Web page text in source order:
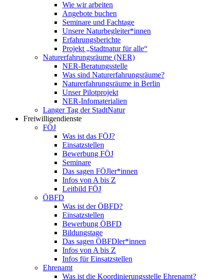
Wie wir arbeiten
Angebote buchen
Seminare und Fachtage
Unsere Naturbegleiter*innen
Erfahrungsberichte
Projekt „Stadtnatur für alle“
Naturerfahrungsräume (NER)
NER-Beratungsstelle
Was sind Naturerfahrungsräume?
Naturerfahrungsräume in Berlin
Unser Pilotprojekt
NER-Infomaterialien
Langer Tag der StadtNatur
Freiwilligendienste
FÖJ
Was ist das FÖJ?
Einsatzstellen
Bewerbung FÖJ
Seminare
Das sagen FÖJler*innen
Infos von A bis Z
Leitbild FÖJ
ÖBFD
Was ist der ÖBFD?
Einsatzstellen
Bewerbung ÖBFD
Bildungstage
Das sagen ÖBFDler*innen
Infos von A bis Z
Infos für Einsatzstellen
Ehrenamt
Was ist die Koordinierungsstelle Ehrenamt?